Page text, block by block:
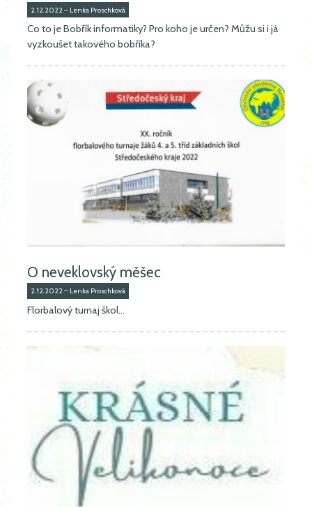
2.12.2022 – Lenka Proschková
Co to je Bobřík informatiky? Pro koho je určen? Můžu si i já
vyzkoušet takového bobříka?
O neveklovský měšec
2.12.2022 – Lenka Proschková
Florbalový turnaj škol...